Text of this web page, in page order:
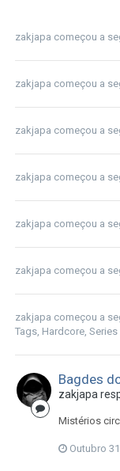
zakjapa começou a
zakjapa começou a
zakjapa começou a
zakjapa começou a
zakjapa começou a
zakjapa começou a
zakjapa começou a
Tags, Hardcore, Series
Bagdes
zakjapa
Mistérios
Outubro